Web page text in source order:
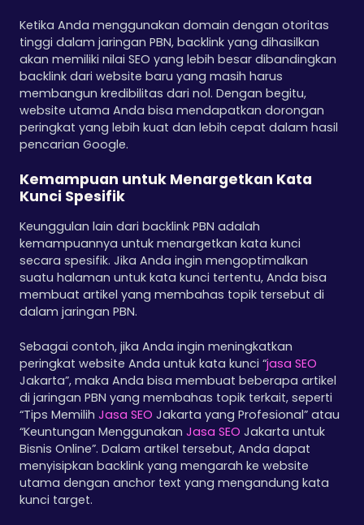
Ketika Anda menggunakan domain dengan otoritas
tinggi dalam jaringan PBN, backlink yang dihasilkan
akan memiliki nilai SEO yang lebih besar dibandingkan
backlink dari website baru yang masih harus
membangun kredibilitas dari nol. Dengan begitu,
website utama Anda bisa mendapatkan dorongan
peringkat yang lebih kuat dan lebih cepat dalam hasil
pencarian Google.
Kemampuan untuk Menargetkan Kata
Kunci Spesifik
Keunggulan lain dari backlink PBN adalah
kemampuannya untuk menargetkan kata kunci
secara spesifik. Jika Anda ingin mengoptimalkan
suatu halaman untuk kata kunci tertentu, Anda bisa
membuat artikel yang membahas topik tersebut di
dalam jaringan PBN.
Sebagai contoh, jika Anda ingin meningkatkan
peringkat website Anda untuk kata kunci “jasa SEO
Jakarta”, maka Anda bisa membuat beberapa artikel
di jaringan PBN yang membahas topik terkait, seperti
“Tips MemilihJasa SEO Jakarta yang Profesional” atau
“Keuntungan MenggunakanJasa SEO Jakarta untuk
Bisnis Online”. Dalam artikel tersebut, Anda dapat
menyisipkan backlink yang mengarah ke website
utama dengan anchor text yang mengandung kata
kunci target.